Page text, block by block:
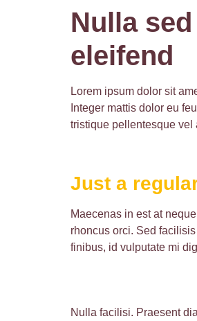
Nulla
eleifend
Lorem ipsum dolor sit
Integer mattis dolor eu
tristique pellentesque vel
Just a
Maecenas in est at
rhoncus orci. Sed
finibus, id vulputate mi
Nulla facilisi. Praesent